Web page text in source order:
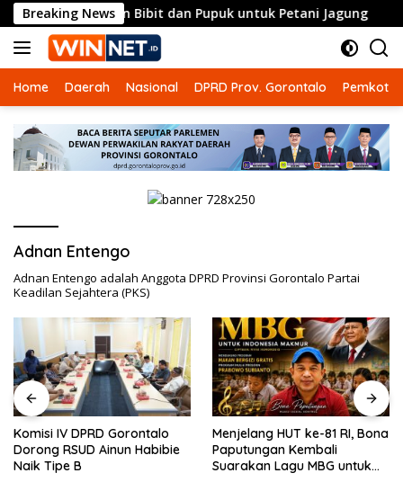
Langsung
ke
konten
Breaking NewsBibit dan Pupuk untuk Petani Jagung
Home Daerah Nasional DPRD Prov. Gorontalo Pemkot
Adnan Entengo
Adnan Entengo adalah Anggota DPRD Provinsi Gorontalo Partai
Keadilan Sejahtera (PKS)
Komisi IV DPRD Gorontalo
Dorong RSUD Ainun Habibie
Naik Tipe B
Menjelang HUT ke-81 RI, Bona
Paputungan Kembali
Suarakan Lagu MBG untuk